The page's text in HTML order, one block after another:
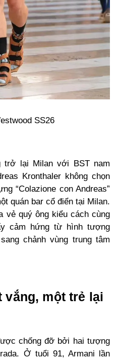
SS26
trở lại Milan với BST nam
Kronthaler không chọn
“Colazione con Andreas”
quán bar cổ điển tại Milan.
vẻ quý ông kiểu cách cùng
cảm hứng từ hình tượng
chảnh vùng trung tâm
vắng, một trẻ lại
chống đỡ bởi hai tượng
Ở tuổi 91, Armani lần